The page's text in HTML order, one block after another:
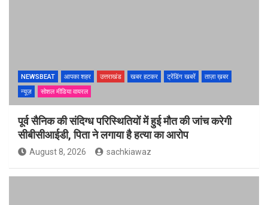
NEWSBEAT आपका शहर उत्तराखंड खबर हटकर ट्रेंडिंग खबरें
ताज़ा ख़बर
न्यूज़
सोशल मीडिया वायरल
पूर्व सैनिक की संदिग्ध परिस्थितियों में हुई मौत की जांच करेगी
सीबीसीआईडी, पिता ने लगाया है हत्या का आरोप
August 8, 2026 sachkiawaz